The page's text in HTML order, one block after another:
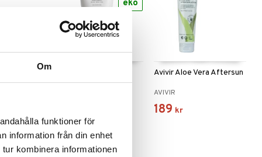
Om
funktioner för
information från din enhet
kombinera informationen
Avivir Aloe Vera Gel
eko
Avivir Aloe Vera Aftersun
AVIVIR
189 kr